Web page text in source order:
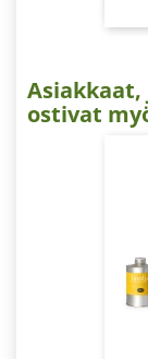
ostivat